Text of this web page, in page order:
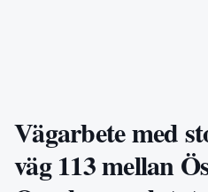
Vägarbete med
väg 113 mellan